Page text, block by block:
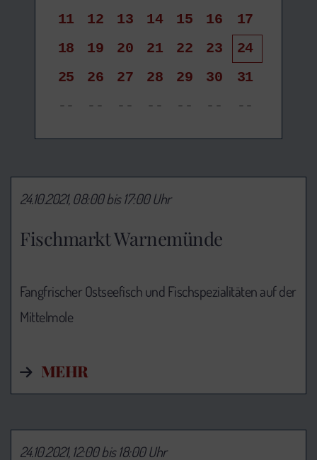
11
12 13 14 15 16
17
18
19 20 21 22 23
24
25
26 27 28 29 30
31
--
-- -- -- -- -- --
Fischmarkt Warnemünde
24.10.2021, 08:00 bis 17:00 Uhr
Fangfrischer Ostseefisch und Fischspezialitäten auf der
Mittelmole
MEHR
24.10.2021, 12:00 bis 18:00 Uhr